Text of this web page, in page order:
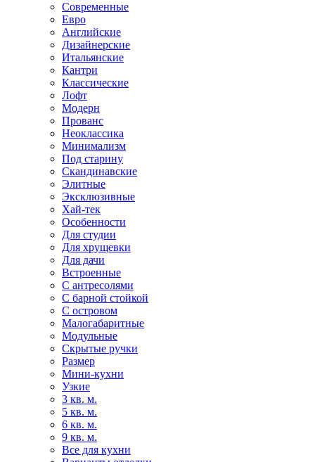
Современные
Евро
Английские
Дизайнерские
Итальянские
Кантри
Классические
Лофт
Модерн
Прованс
Неоклассика
Минимализм
Под старину
Скандинавские
Элитные
Эксклюзивные
Хай-тек
Особенности
Для студии
Для хрущевки
Для дачи
Встроенные
С антресолями
С барной стойкой
С островом
Малогабаритные
Модульные
Скрытые ручки
Размер
Мини-кухни
Узкие
3 кв. м.
5 кв. м.
6 кв. м.
9 кв. м.
Все для кухни